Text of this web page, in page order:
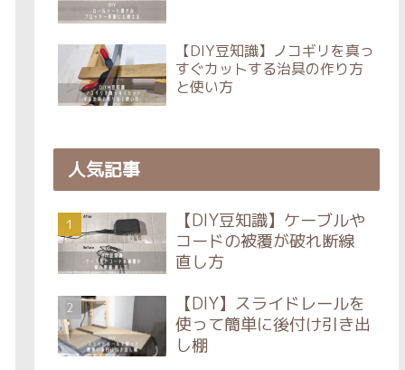
【DIY豆知識】ノコギリを真っ
すぐカットする治具の作り方
と使い方
人気記事
【DIY豆知識】ケーブルや
コードの被覆が破れ断線
直し方
【DIY】スライドレールを
使って簡単に後付け引き出
し棚